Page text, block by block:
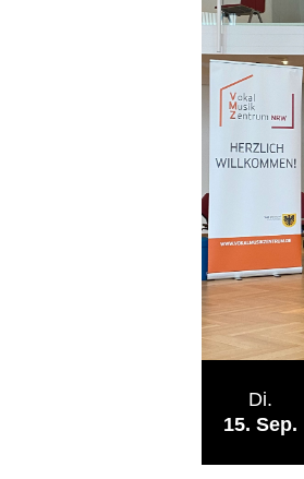
Di.
15 Sep.